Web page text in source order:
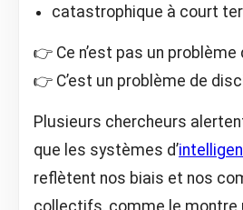
catastrophique à court
👉 Ce n’est pas un
👉 C’est un problème de
Plusieurs chercheurs
que les systèmes d’
reflètent nos biais et nos
collectifs, comme le montre